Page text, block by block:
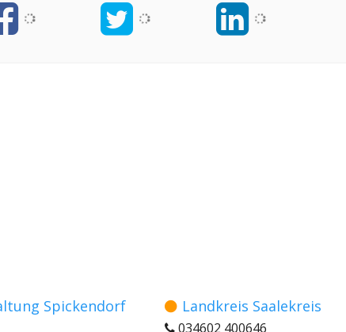
Spickendorf Landkreis Saalekreis
034602 400646